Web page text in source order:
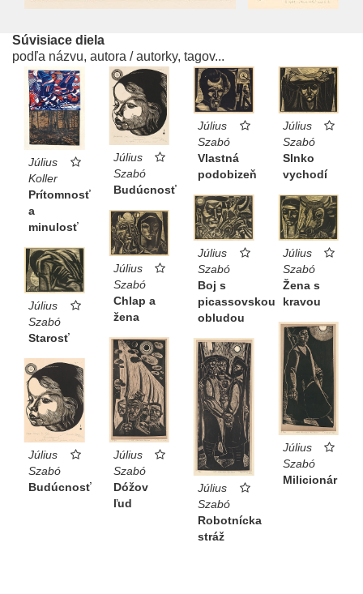
Súvisiace diela
podľa názvu, autora / autorky, tagov...
Július
Koller
Prítomnosť
a
minulosť
Július
Szabó
Budúcnosť
Július
Szabó
Vlastná
podobizeň
Július
Szabó
Slnko
vychodí
Július
Szabó
Žena s
kravou
Július
Szabó
Boj s
picassovskou
obludou
Július
Szabó
Chlap a
žena
Július
Szabó
Starosť
Július
Szabó
Milicionár
Július
Szabó
Dóžov
ľud
Július
Szabó
Robotnícka
stráž
Július
Szabó
Budúcnosť